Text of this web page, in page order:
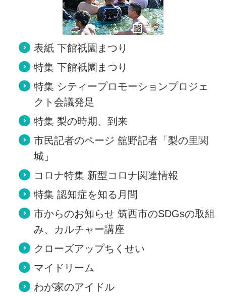
表紙 下館祇園まつり
特集 下館祇園まつり
特集 シティープロモーションプロジェ
クト会議発足
特集 梨の時期、到来
市民記者のページ 舘野記者「梨の里関
城」
コロナ特集 新型コロナ関連情報
特集 認知症を知る月間
市からのお知らせ 筑西市のSDGsの取組
み、カルチャー講座
クローズアップちくせい
マイドリーム
わが家のアイドル